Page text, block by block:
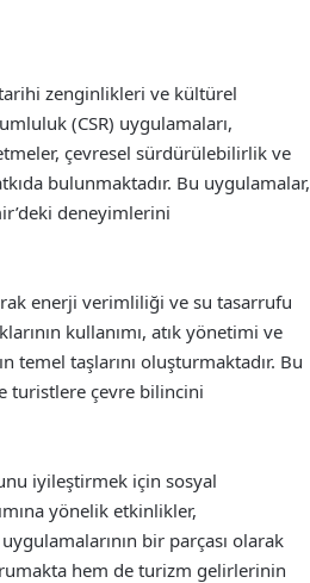
zenginlikleri ve kültürel
(CSR) uygulamaları,
çevresel sürdürülebilirlik ve
bulunmaktadır. Bu uygulamalar,
deneyimlerini
enerji verimliliği ve su tasarrufu
kullanımı, atık yönetimi ve
temel taşlarını oluşturmaktadır. Bu
turistlere çevre bilincini
iyileştirmek için sosyal
yönelik etkinlikler,
bir parçası olarak
hem de turizm gelirlerinin